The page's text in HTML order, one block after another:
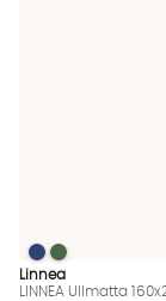
LINNEA Ullmatta
LINNEA Ullmatta 160x230
LINNEA Ullmatta
Linnea
LINNEA Ullmatta